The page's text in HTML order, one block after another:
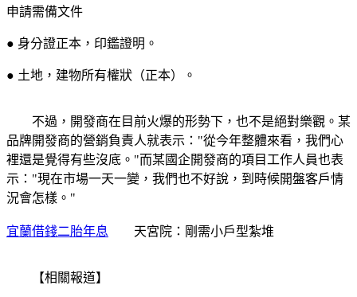
申請需備文件
● 身分證正本，印鑑證明。
● 土地，建物所有權狀（正本）。
不過，開發商在目前火爆的形勢下，也不是絕對樂觀。某
品牌開發商的營銷負責人就表示："從今年整體來看，我們心
裡還是覺得有些沒底。"而某國企開發商的項目工作人員也表
示："現在市場一天一變，我們也不好說，到時候開盤客戶情
況會怎樣。"
宜蘭借錢二胎年息 天宮院：剛需小戶型紮堆
【相關報道】